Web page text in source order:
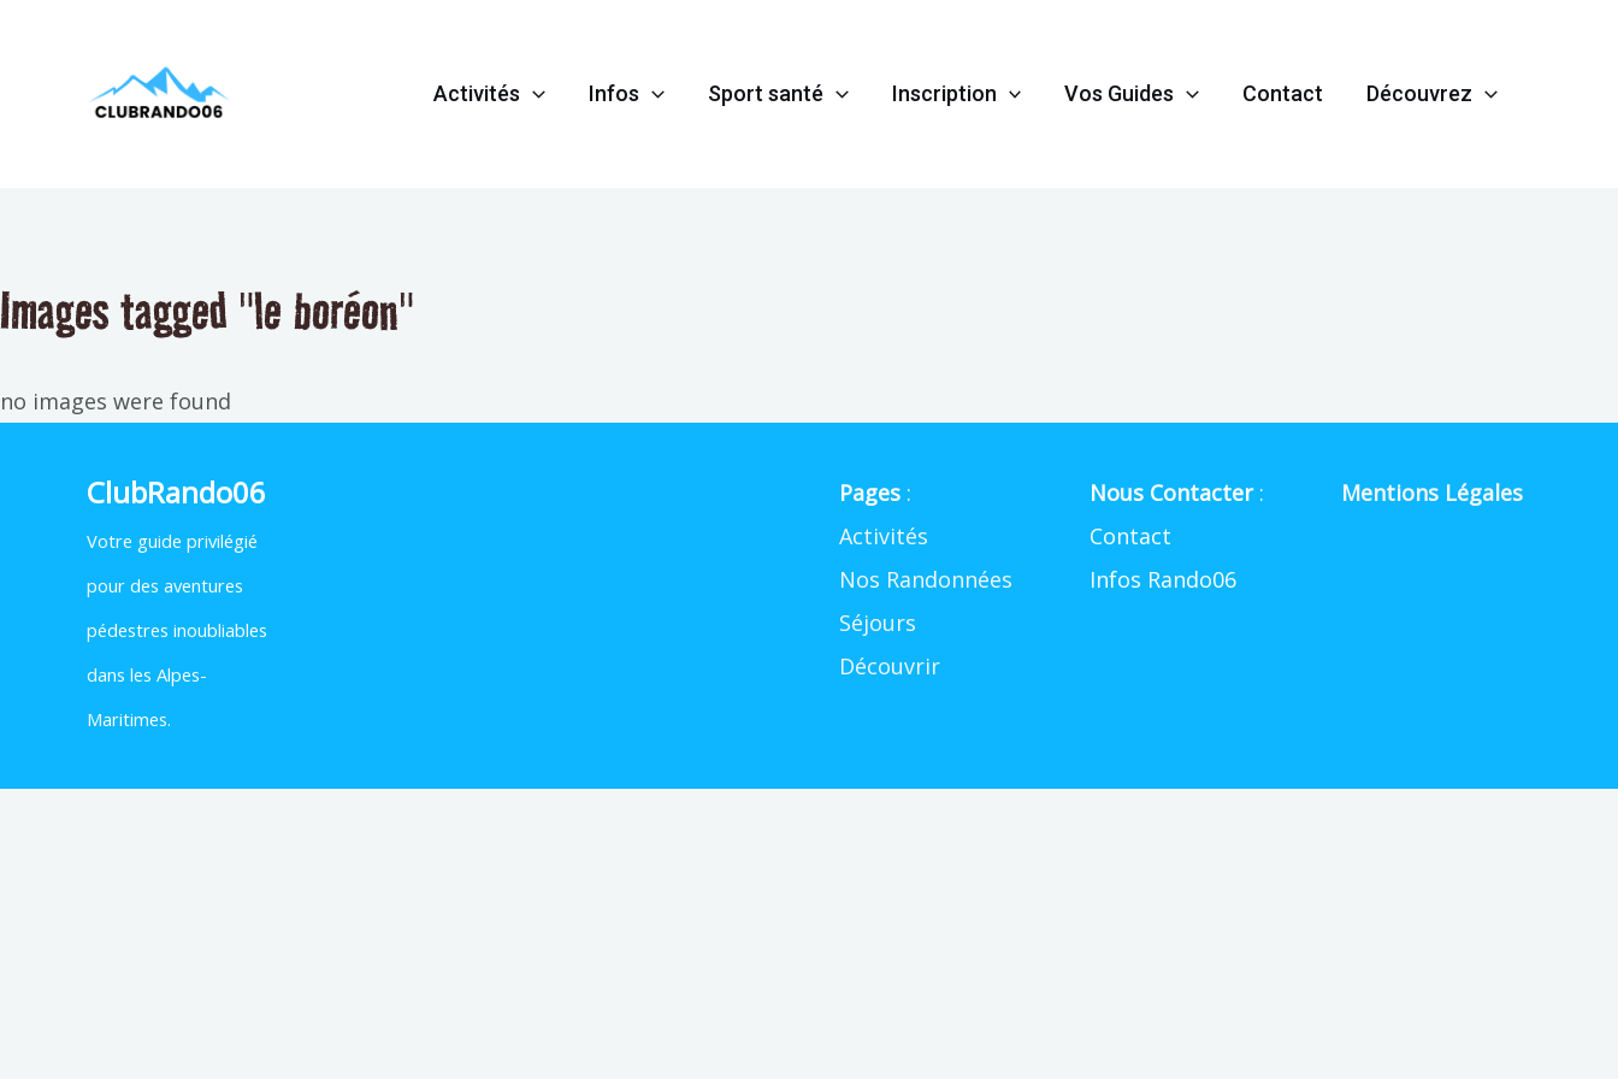
Activités Infos Sport santé Inscription Vos Guides Contact Découvrez
Images tagged "le boréon"
no images were found
ClubRando06
Votre guide privilégié
pour des aventures
pédestres inoubliables
dans les Alpes-
Maritimes.
Pages:
Activités
Nos Randonnées
Séjours
Découvrir
Nous Contacter:
Contact
Infos Rando06
Mentions Légales